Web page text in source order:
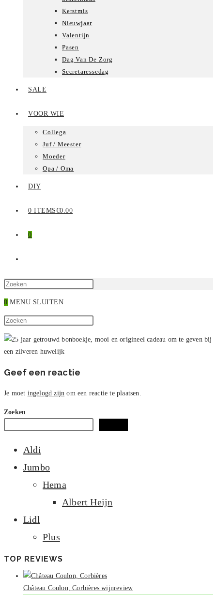
Kerstmis
Nieuwjaar
Valentijn
Pasen
Dag Van De Zorg
Secretaressedag
SALE
VOOR WIE
Collega
Juf / Meester
Moeder
Opa / Oma
DIY
0 ITEMS€0.00
0
ZOEKEN
0 MENU SLUITEN
Zoek
op
te
Geef een reactie
Je moet ingelogd zijn om een reactie te plaatsen.
Zoeken
Aldi
Jumbo
Hema
Albert Heijn
Lidl
Plus
TOP REVIEWS
Château Coulon, Corbières wijnreview